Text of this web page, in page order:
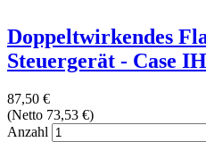
Doppeltwirkendes
Steuergerät - Case
87,50 €
(Netto 73,53 €)
Anzahl